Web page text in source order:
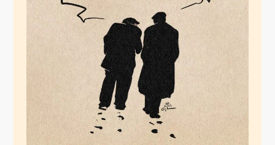
Was geht es Dich an!?
Februar 23, 2026